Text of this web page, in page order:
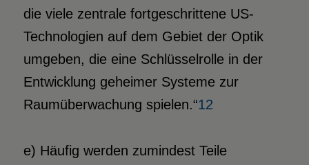
die viele zentrale fortgeschrittene US-
Technologien auf dem Gebiet der Optik
umgeben, die eine Schlüsselrolle in der
Entwicklung geheimer Systeme zur
Raumüberwachung spielen.“12
e) Häufig werden zumindest Teile